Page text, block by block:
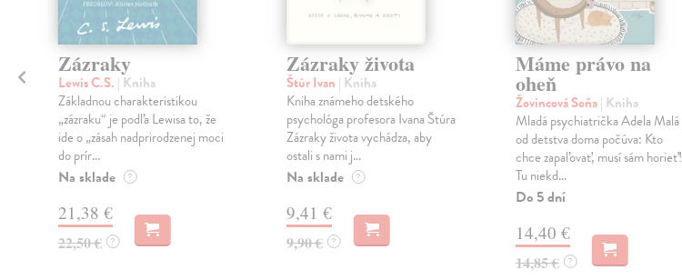
Zázraky
Lewis C.S. | Kniha
Základnou charakteristikou
„zázraku“ je podľa Lewisa to, že
ide o „zásah nadprirodzenej moci
do prír...
Na sklade ?
21,38 €
22,50 € ?
Zázraky života
Štúr Ivan | Kniha
Kniha známeho detského
psychológa profesora Ivana Štúra
Zázraky života vychádza, aby
ostali s nami j...
Na sklade ?
9,41 €
9,90 € ?
Máme právo na
oheň
Žovincová Soňa| Kniha
Mladá psychiatrička Adela Malá
od detstva doma počúva: Kto
chce zapaľovať, musí sám horieť!
Tu niekd...
Do 5 dní
14,40 €
14,85 € ?